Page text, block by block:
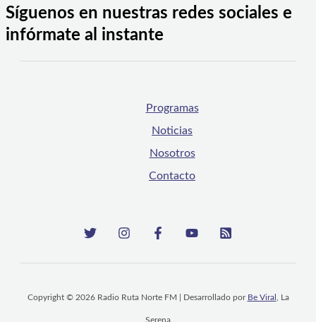
Síguenos en nuestras redes sociales e
infórmate al instante
Programas
Noticias
Nosotros
Contacto
Copyright © 2026 Radio Ruta Norte FM | Desarrollado por Be Viral , La
Serena